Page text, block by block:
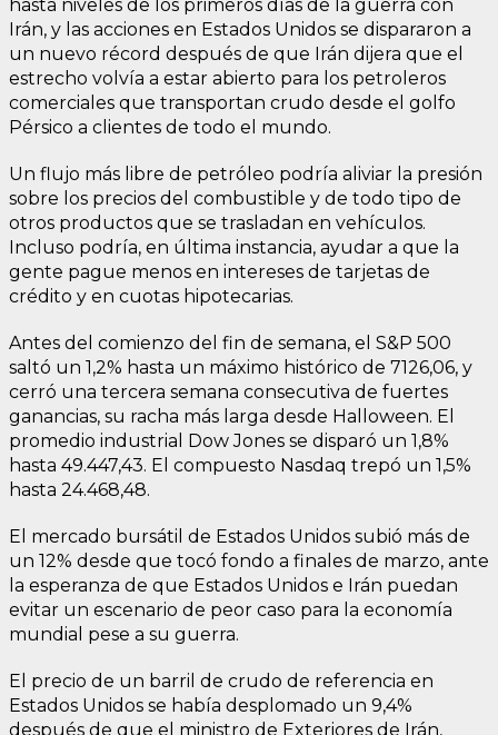
hasta niveles de los primeros días de la guerra con
Irán, y las acciones en Estados Unidos se dispararon a
un nuevo récord después de que Irán dijera que el
estrecho volvía a estar abierto para los petroleros
comerciales que transportan crudo desde el golfo
Pérsico a clientes de todo el mundo.
Un flujo más libre de petróleo podría aliviar la presión
sobre los precios del combustible y de todo tipo de
otros productos que se trasladan en vehículos.
Incluso podría, en última instancia, ayudar a que la
gente pague menos en intereses de tarjetas de
crédito y en cuotas hipotecarias.
Antes del comienzo del fin de semana, el S&P 500
saltó un 1,2% hasta un máximo histórico de 7126,06, y
cerró una tercera semana consecutiva de fuertes
ganancias, su racha más larga desde Halloween. El
promedio industrial Dow Jones se disparó un 1,8%
hasta 49.447,43. El compuesto Nasdaq trepó un 1,5%
hasta 24.468,48.
El mercado bursátil de Estados Unidos subió más de
un 12% desde que tocó fondo a finales de marzo, ante
la esperanza de que Estados Unidos e Irán puedan
evitar un escenario de peor caso para la economía
mundial pese a su guerra.
El precio de un barril de crudo de referencia en
Estados Unidos se había desplomado un 9,4%
después de que el ministro de Exteriores de Irán,